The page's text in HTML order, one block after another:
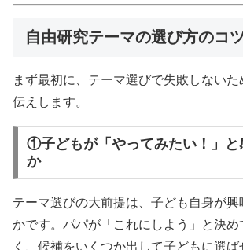
自由研究テーマの選び方のコ
まず最初に、テーマ選びで失敗しない
伝えします。
①子どもが「やってみたい！」と
か
テーマ選びの大前提は、子ども自身が興
かです。パパが「これにしよう」と決め
く、候補をいくつか出して子どもに選